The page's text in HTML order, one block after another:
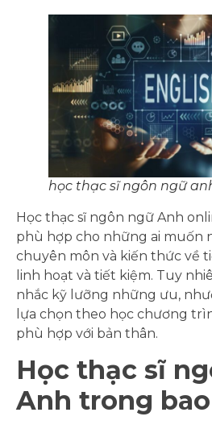
học thạc sĩ ngôn ngữ
Học thạc sĩ ngôn ngữ Anh
phù hợp cho những ai muốn
chuyên môn và kiến thức về
linh hoạt và tiết kiệm. Tuy
nhắc kỹ lưỡng những ưu,
lựa chọn theo học chương
phù hợp với bản thân.
Học thạc sĩ
Anh trong